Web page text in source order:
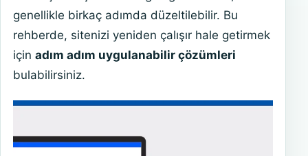
genellikle birkaç adımda düzeltilebilir. Bu
rehberde, sitenizi yeniden çalışır hale getirmek
için adım adım uygulanabilir çözümleri
bulabilirsiniz.